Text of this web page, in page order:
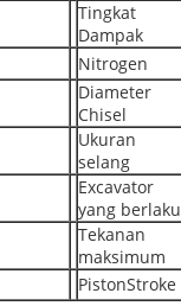
Tingkat
Dampak
Nitrogen
Diameter
Chisel
Ukuran
selang
Excavator
yang berlaku
Tekanan
maksimum
PistonStroke